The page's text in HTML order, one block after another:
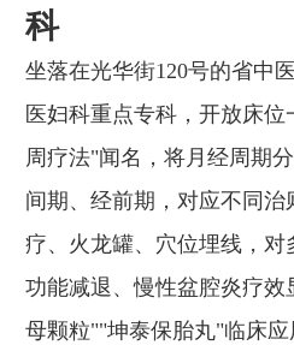
科
坐落在光华街120号的省中
医妇科重点专科，开放床
周疗法"闻名，将月经周期
间期、经前期，对应不同治
疗、火龙罐、穴位埋线，
功能减退、慢性盆腔炎疗
母颗粒""坤泰保胎丸"临床